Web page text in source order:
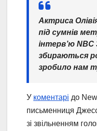
Актриса
під сумнів
інтерв’ю
збираються
зробило нам
У коментарі до
письменниця
зі звільненням